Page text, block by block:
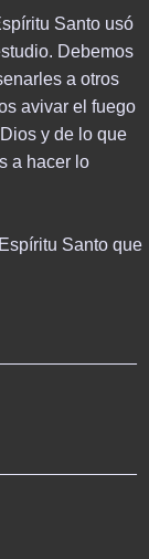
Santo usó
Debemos
a otros
avivar el fuego
y de lo que
a hacer lo
Santo que